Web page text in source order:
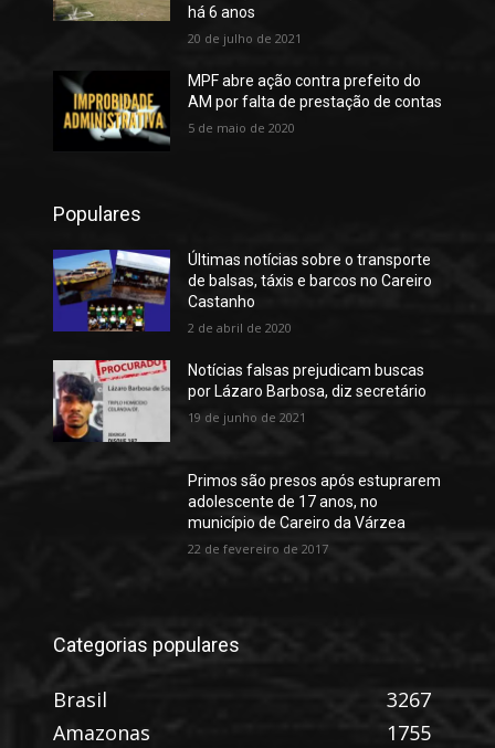
há 6 anos
20 de julho de 2021
MPF abre ação contra prefeito do
AM por falta de prestação de contas
5 de maio de 2020
Populares
Últimas notícias sobre o transporte
de balsas, táxis e barcos no Careiro
Castanho
2 de abril de 2020
Notícias falsas prejudicam buscas
por Lázaro Barbosa, diz secretário
19 de junho de 2021
Primos são presos após estuprarem
adolescente de 17 anos, no
município de Careiro da Várzea
22 de fevereiro de 2017
Categorias populares
Brasil
3267
Amazonas
1755